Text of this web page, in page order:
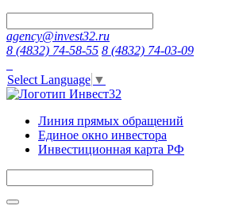
agency@invest32.ru
8 (4832) 74-58-55 8 (4832) 74-03-09
Select Language ▼
Линия прямых обращений
Единое окно инвестора
Инвестиционная карта РФ